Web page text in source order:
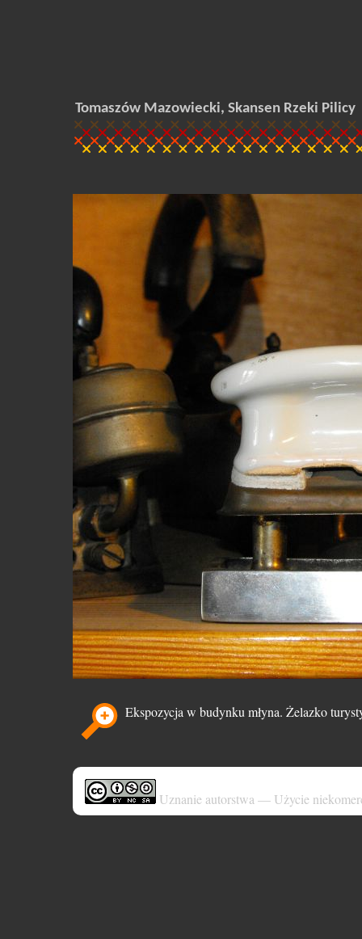
Tomaszów Mazowiecki, Skansen Rzeki Pilicy
Ekspozycja w budynku młyna. Żelazko
Uznanie autorstwa — Użycie